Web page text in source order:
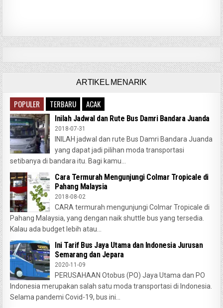
ARTIKEL MENARIK
POPULER TERBARU ACAK
Inilah Jadwal dan Rute Bus Damri Bandara Juanda
2018-07-31
INILAH jadwal dan rute Bus Damri Bandara Juanda
yang dapat jadi pilihan moda transportasi
setibanya di bandara itu. Bagi kamu...
Cara Termurah Mengunjungi Colmar Tropicale di
Pahang Malaysia
2018-08-02
CARA termurah mengunjungi Colmar Tropicale di
Pahang Malaysia, yang dengan naik shuttle bus yang tersedia.
Kalau ada budget lebih atau...
Ini Tarif Bus Jaya Utama dan Indonesia Jurusan
Semarang dan Jepara
2020-11-09
PERUSAHAAN Otobus (PO) Jaya Utama dan PO
Indonesia merupakan salah satu moda transportasi di Indonesia.
Selama pandemi Covid-19, bus ini...